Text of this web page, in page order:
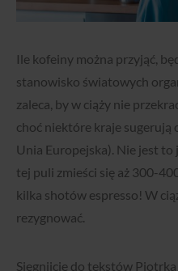
Ile kofeiny można przyjąć,
stanowisko światowych
zaleca, by w ciąży nie
choć niektóre kraje sugerują
Unia Europejska). Nie jest to
tej puli zmieści się aż 300-
kilka shotów espresso! W
rezygnować.
Sięgnijcie do tekstów